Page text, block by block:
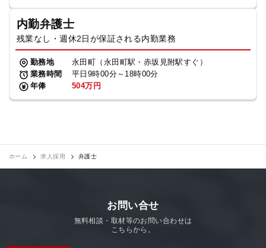
内勤弁護士
残業なし・週休2日が保証される内勤業務
勤務地
永田町（永田町駅・赤坂見附駅すぐ）
業務時間
平日9時00分～18時00分
年俸
504万円
ホーム 求人採用 弁護士
お問い合せ
無料相談・取材等のお問い合わせは
こちらから。